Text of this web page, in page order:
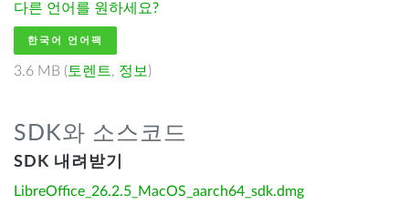
다른 언어를 원하세요?
한국어 언어팩
3.6 MB ( 토렌트, 정보 )
SDK와 소스코드
SDK 내려받기
LibreOffice_26.2.5_MacOS_aarch64_sdk.dmg